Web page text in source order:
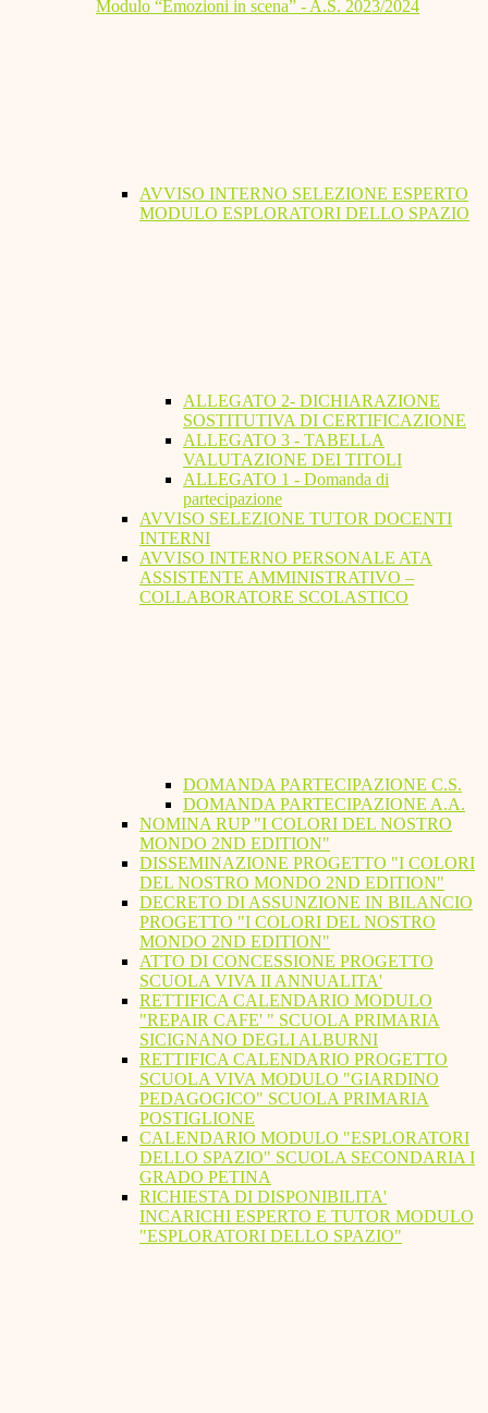
Modulo “Emozioni in scena” - A.S. 2023/2024
AVVISO INTERNO SELEZIONE ESPERTO
MODULO ESPLORATORI DELLO SPAZIO
ALLEGATO 2- DICHIARAZIONE
SOSTITUTIVA DI CERTIFICAZIONE
ALLEGATO 3 - TABELLA
VALUTAZIONE DEI TITOLI
ALLEGATO 1 - Domanda di
partecipazione
AVVISO SELEZIONE TUTOR DOCENTI
INTERNI
AVVISO INTERNO PERSONALE ATA
ASSISTENTE AMMINISTRATIVO –
COLLABORATORE SCOLASTICO
DOMANDA PARTECIPAZIONE C.S.
DOMANDA PARTECIPAZIONE A.A.
NOMINA RUP "I COLORI DEL NOSTRO
MONDO 2ND EDITION"
DISSEMINAZIONE PROGETTO "I COLORI
DEL NOSTRO MONDO 2ND EDITION"
DECRETO DI ASSUNZIONE IN BILANCIO
PROGETTO "I COLORI DEL NOSTRO
MONDO 2ND EDITION"
ATTO DI CONCESSIONE PROGETTO
SCUOLA VIVA II ANNUALITA'
RETTIFICA CALENDARIO MODULO
"REPAIR CAFE' " SCUOLA PRIMARIA
SICIGNANO DEGLI ALBURNI
RETTIFICA CALENDARIO PROGETTO
SCUOLA VIVA MODULO "GIARDINO
PEDAGOGICO" SCUOLA PRIMARIA
POSTIGLIONE
CALENDARIO MODULO "ESPLORATORI
DELLO SPAZIO" SCUOLA SECONDARIA I
GRADO PETINA
RICHIESTA DI DISPONIBILITA'
INCARICHI ESPERTO E TUTOR MODULO
"ESPLORATORI DELLO SPAZIO"